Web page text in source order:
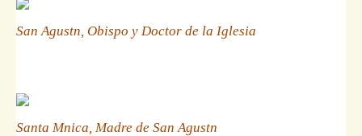
San Agustn, Obispo y Doctor de la Iglesia
Santa Mnica, Madre de San Agustn